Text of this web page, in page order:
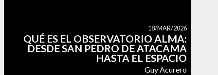
QUÉ ES EL OBSERVATORIO ALMA:
DESDE SAN PEDRO DE ATACAMA
HASTA EL ESPACIO
Guy Acurero
18/MAR/2026